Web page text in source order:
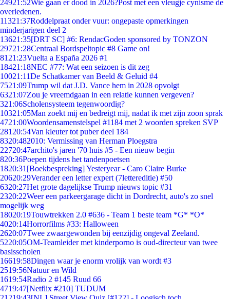
24921:52Wie gaan er dood in 2026?Post met een vleugje cynisme de
overledenen.
11321:37Roddelpraat onder vuur: ongepaste opmerkingen
minderjarigen deel 2
13621:35[DRT SC] #6: RendacGoden sponsored by TONZON
29721:28Centraal Bordspeltopic #8 Game on!
81 21:23Vuelta a España 2026 #1
18421:18NEC #77: Wat een seizoen is dit zeg
10021:11De Schatkamer van Beeld & Geluid #4
7521:09Trump wil dat J.D. Vance hem in 2028 opvolgt
6321:07Zou je vreemdgaan in een relatie kunnen vergeven?
321:06Scholensysteem tegenwoordig?
10321:05Man zoekt mij en bedreigt mij, nadat ik met zijn zoon sprak
4721:00Woordensamenstelspel #1184 met 2 woorden spreken SVP
281 20:54Van kleuter tot puber deel 184
8320:482010: Vermissing van Herman Ploegstra
22720:47archito's jaren '70 huis #5 - Een nieuw begin
820:36Poepen tijdens het tandenpoetsen
1820:31 [Boekbespreking] Yesteryear - Caro Claire Burke
20620:29Verander een letter expert (7lettereditie) #50
6320:27Het grote dagelijkse Trump nieuws topic #31
2320:22Weer een parkeergarage dicht in Dordrecht, auto's zo snel
mogelijk weg
18020:19Touwtrekken 2.0 #636 - Team 1 beste team *G* *O*
4020:14Horrorfilms #33: Halloween
2620:07Twee zwaargewonden bij eenzijdig ongeval Zeeland.
5220:05OM-Teamleider met kinderporno is oud-directeur van twee
basisscholen
16619:58Dingen waar je enorm vrolijk van wordt #3
2519:56Natuur en Wild
1619:54Radio 2 #145 Ruud 66
4719:47[Netflix #210] TUDUM